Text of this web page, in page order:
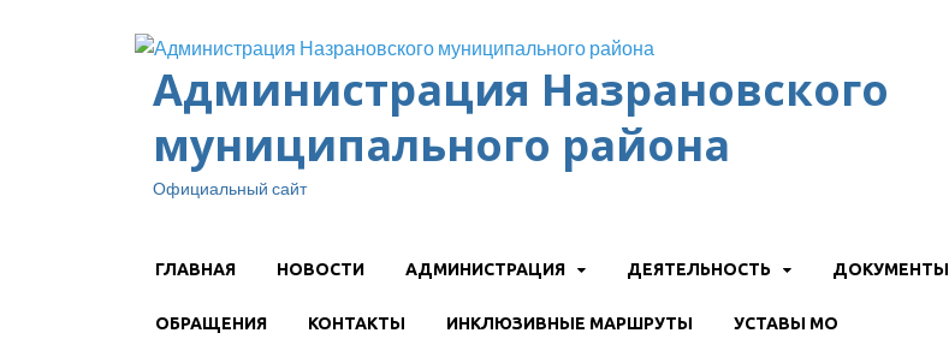
Администрация Назрановского
муниципального района
Официальный сайт
ГЛАВНАЯ НОВОСТИ АДМИНИСТРАЦИЯ ДЕЯТЕЛЬНОСТЬ ДОКУМЕНТЫ
ОБРАЩЕНИЯ КОНТАКТЫ ИНКЛЮЗИВНЫЕ МАРШРУТЫ УСТАВЫ МО